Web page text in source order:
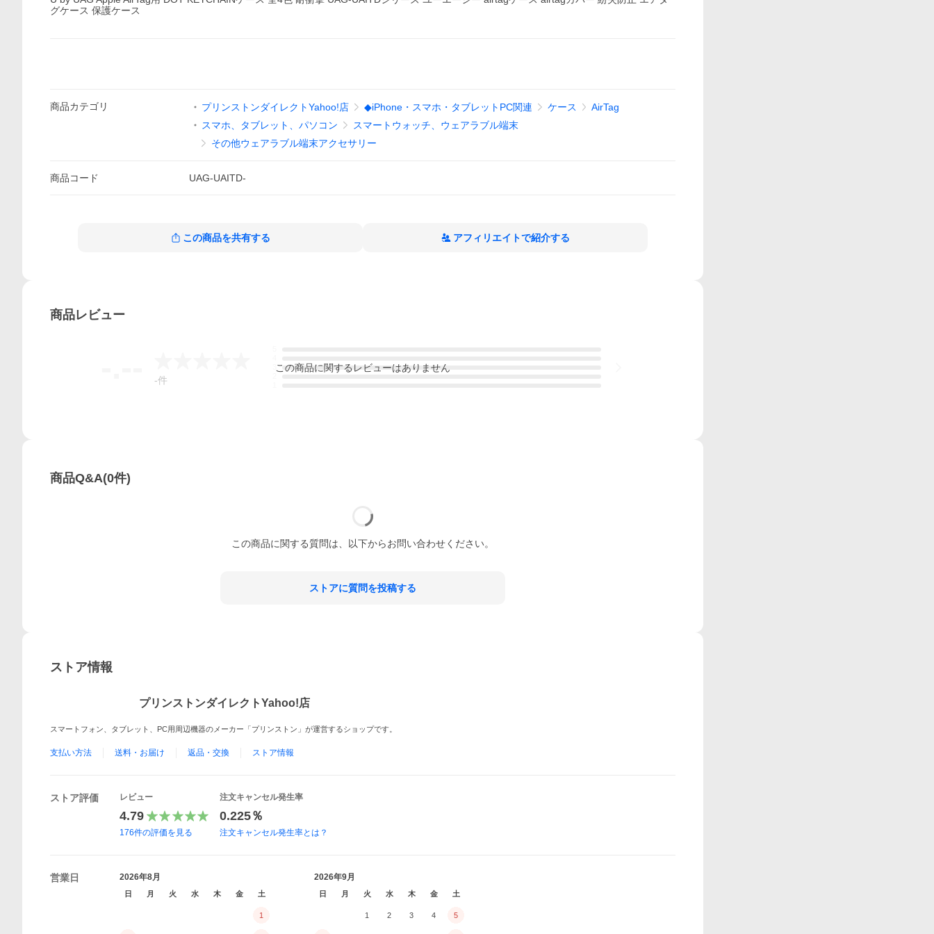
グケース 保護ケース
商品カテゴリ プリンストンダイレクトYahoo!店 ◆iPhone・スマホ・タブレットPC関連 ケース
AirTag
スマホ、タブレット、パソコン
スマートウォッチ、ウェアラブル端末
その他ウェアラブル端末アクセサリー
商品コード UAG-UAITD-
この商品を共有する アフィリエイトで紹介する
商品レビュー
-件
この商品に関するレビューはありません
商品Q&A(0件)
この商品に関する質問は、以下からお問い合わせください。
ストアに質問を投稿する
ストア情報
プリンストンダイレクトYahoo!店
スマートフォン、タブレット、PC用周辺機器のメーカー「プリンストン」が運営するショップです。
支払い方法 送料・お届け 返品・交換 ストア情報
ストア評価 レビュー
4.79
176件の評価を見る
注文キャンセル発生率
0.225％
注文キャンセル発生率とは？
営業日 2026年8月
日 月 火 水 木 金 土
1
2026年9月
日 月 火 水 木 金 土
1 2 3 4 5